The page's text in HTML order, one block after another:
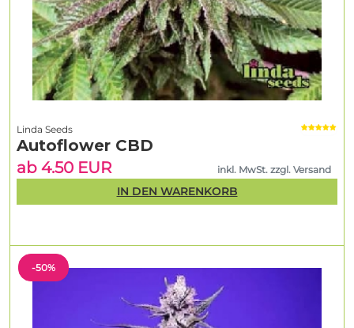
-50%
Linda Seeds
Autoflower CBD
ab 4.50 EUR
inkl. MwSt. zzgl. Versand
IN DEN WARENKORB